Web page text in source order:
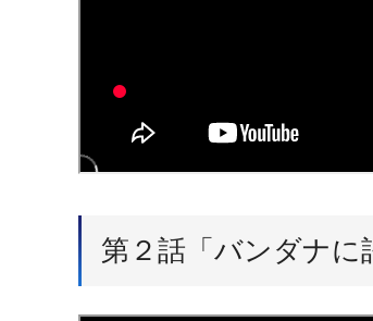
第２話「バンダナに